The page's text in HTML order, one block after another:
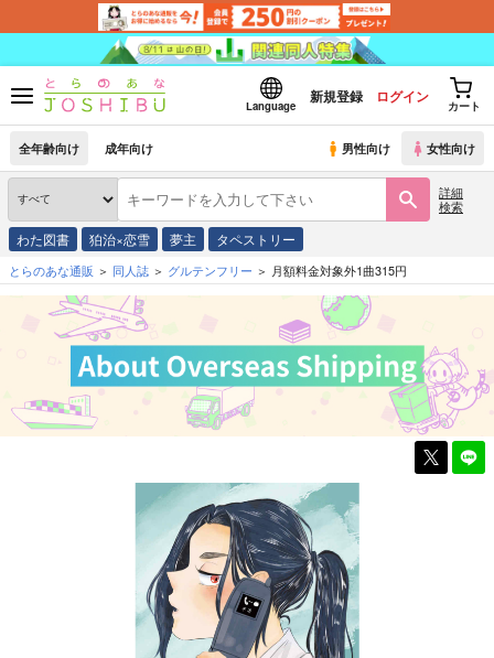
Language
新規登録 ログイン
カート
全年齢向け 成年向け 男性向け 女性向け
詳細
検索
わた図書 狛治×恋雪 夢主 タペストリー
とらのあな通販 同人誌 グルテンフリー 月額料金対象外1曲315円